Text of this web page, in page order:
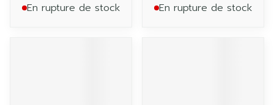
En rupture de stock En rupture de stock